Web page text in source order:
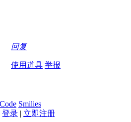
回复
使用道具 举报
Code Smilies
登录 | 立即注册